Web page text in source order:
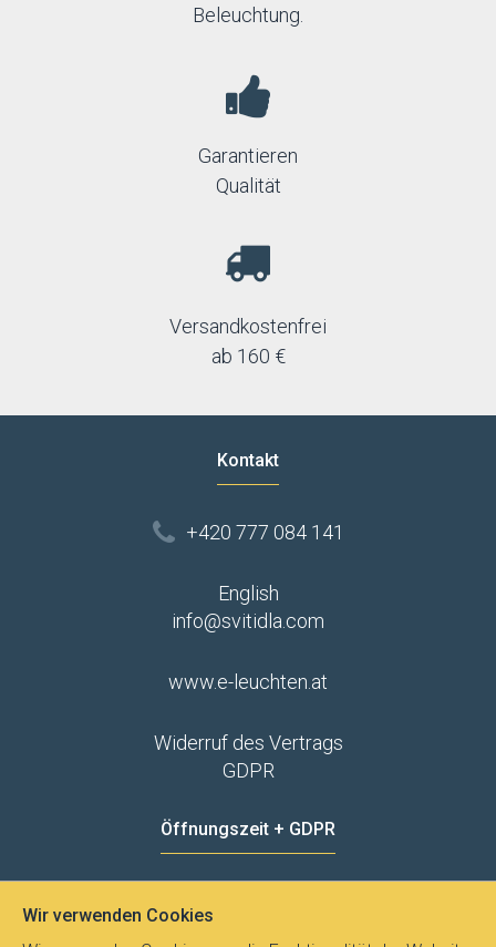
Beleuchtung.
Garantieren
Qualität
Versandkostenfrei
ab 160 €
Kontakt
+420 777 084 141
English
info@svitidla.com
www.e-leuchten.at
Widerruf des Vertrags
GDPR
Öffnungszeit + GDPR
Wir verwenden Cookies